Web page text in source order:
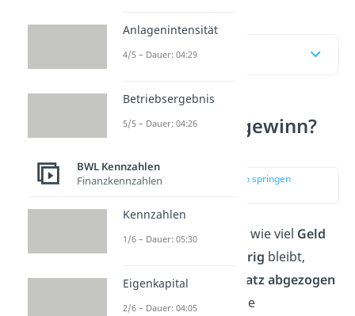
Inhaltsübersicht
Was ist der Rohgewinn?
zur Stelle im Video springen
Rohgewinnzeigt dir, wie viel Geld
von deinen Umsätzen
übrig bleibt,
nachdem derWareneinsatzabgezogen
wurde. Er ist eine wichtige
Anlagenintensität
4/5 – Dauer: 04:29
Betriebsergebnis
5/5 – Dauer: 04:26
BWL Kennzahlen
Finanzkennzahlen
Kennzahlen
1/6 – Dauer: 05:30
Eigenkapital
2/6 – Dauer: 04:05